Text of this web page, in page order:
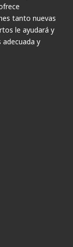
tanto nuevas
le ayudará y
adecuada y